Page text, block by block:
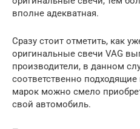
вполне адекватная.
Сразу стоит отметить, как
оригинальные свечи VAG
производители, в данном
соответственно
марок можно смело
свой автомобиль.